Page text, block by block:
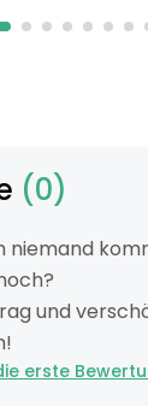
(0)
niemand
und
erste